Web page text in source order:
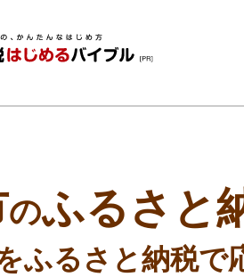
のふるさと
ふるさと納税で